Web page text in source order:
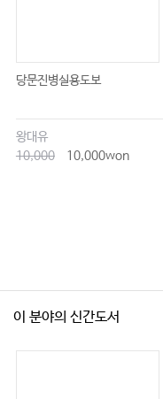
당문진병실용도보
왕대유
10,000
10,000won
이 분야의 신간도서